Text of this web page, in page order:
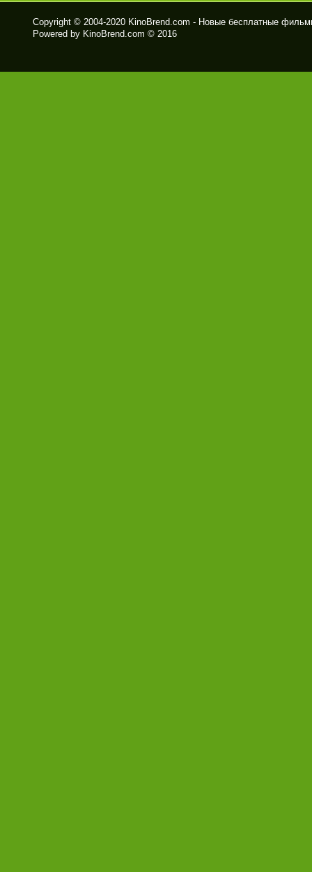
Copyright © 2004-2020 KinoBrend.com - Новые бесплатные
Powered by KinoBrend.com © 2016